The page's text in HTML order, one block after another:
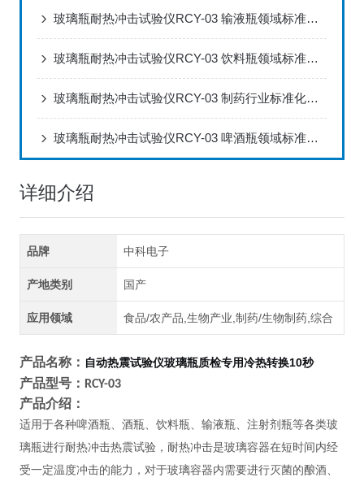
玻璃瓶耐热冲击试验仪RCY-03 输液瓶领域标准化检测解决方案
玻璃瓶耐热冲击试验仪RCY-03 饮料瓶领域标准化检测解决方案
玻璃瓶耐热冲击试验仪RCY-03 制药行业标准化检测解决方案
玻璃瓶耐热冲击试验仪RCY-03 啤酒瓶领域标准化检测解决方案
详细介绍
品牌 中科电子
产地类别 国产
应用领域 食品/农产品,生物产业,制药/生物制药,综合
产品名称： 自动热震试验仪玻璃瓶质检专用冷热转换10秒
产品型号： RCY-03
产品介绍：
适用于各种啤酒瓶、酒瓶、饮料瓶、输液瓶、注射剂瓶等各类玻
璃瓶进行耐热冲击热震试验，耐热冲击是玻璃容器在短时间内经
受一定温度冲击的能力，对于玻璃容器内需要进行灭菌的酿酒、